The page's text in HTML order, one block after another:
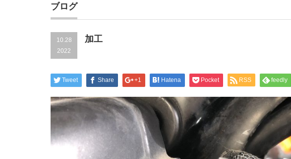
ブログ
10.28
2022
加工
Tweet Share +1 Hatena Pocket RSS feedly